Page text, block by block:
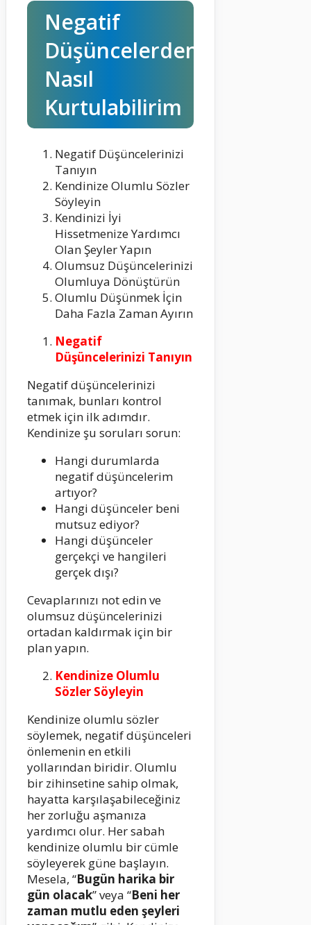
Negatif
Düşüncelerden
Nasıl
Kurtulabilirim
Negatif Düşüncelerinizi
Tanıyın
Kendinize Olumlu Sözler
Söyleyin
Kendinizi İyi
Hissetmenize Yardımcı
Olan Şeyler Yapın
Olumsuz Düşüncelerinizi
Olumluya Dönüştürün
Olumlu Düşünmek İçin
Daha Fazla Zaman Ayırın
Negatif
Düşüncelerinizi Tanıyın
Negatif düşüncelerinizi
tanımak, bunları kontrol
etmek için ilk adımdır.
Kendinize şu soruları sorun:
Hangi durumlarda
negatif düşüncelerim
artıyor?
Hangi düşünceler beni
mutsuz ediyor?
Hangi düşünceler
gerçekçi ve hangileri
gerçek dışı?
Cevaplarınızı not edin ve
olumsuz düşüncelerinizi
ortadan kaldırmak için bir
plan yapın.
Kendinize Olumlu
Sözler Söyleyin
Kendinize olumlu sözler
söylemek, negatif düşünceleri
önlemenin en etkili
yollarından biridir. Olumlu
bir zihinsetine sahip olmak,
hayatta karşılaşabileceğiniz
her zorluğu aşmanıza
yardımcı olur. Her sabah
kendinize olumlu bir cümle
söyleyerek güne başlayın.
Mesela, “Bugün harika bir
gün olacak” veya “Beni her
zaman mutlu eden şeyleri